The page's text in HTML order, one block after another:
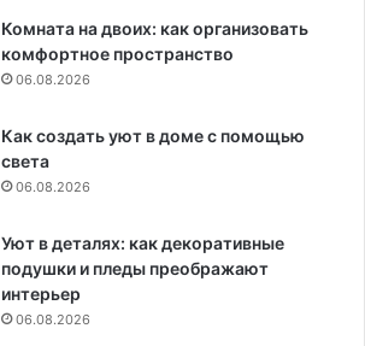
Комната на двоих: как организовать
комфортное пространство
06.08.2026
Как создать уют в доме с помощью
света
06.08.2026
Уют в деталях: как декоративные
подушки и пледы преображают
интерьер
06.08.2026